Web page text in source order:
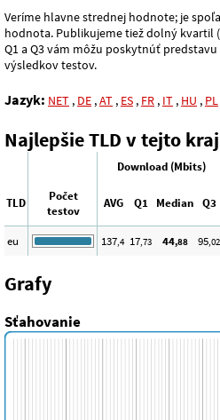
Veríme hlavne strednej hodnote; je
hodnota. Publikujeme tiež dolný kvartil
Q1 a Q3 vám môžu poskytnúť
výsledkov testov.
Jazyk: NET , DE ,AT , ES , FR , IT , HU , PL
Najlepšie TLD v tejto
Download (Mbits)
TLD
Počet
testov
AVG Q1 Median Q3
eu 137,4 17,73 44,88 95,02
Grafy
Sťahovanie